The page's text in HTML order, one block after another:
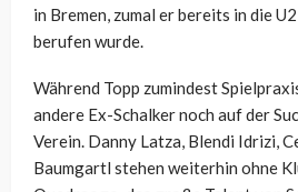
in Bremen, zumal er bereits in die
berufen wurde.
Während Topp zumindest
andere Ex-Schalker noch auf der
Verein. Danny Latza, Blendi Idrizi,
Baumgartl stehen weiterhin ohne